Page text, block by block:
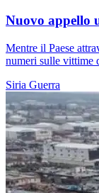
Nuovo appello
Mentre il Paese
numeri sulle vittime
Siria Guerra